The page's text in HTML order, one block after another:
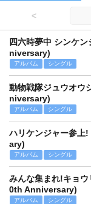
<
四六時夢中 シンケ
niversary)
アルバム シングル
動物戦隊ジュウオウ
niversary)
アルバム シングル
ハリケンジャー参
ary)
アルバム シングル
みんな集まれ!キョ
0th Anniversary)
アルバム シングル